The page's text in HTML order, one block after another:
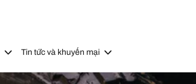
Tin tức và khuyến mại